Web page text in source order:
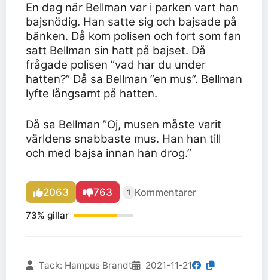
En dag när Bellman var i parken vart han
bajsnödig. Han satte sig och bajsade på
bänken. Då kom polisen och fort som fan
satt Bellman sin hatt på bajset. Då
frågade polisen ”vad har du under
hatten?” Då sa Bellman ”en mus”. Bellman
lyfte långsamt på hatten.
Då sa Bellman ”Oj, musen måste varit
världens snabbaste mus. Han han till
och med bajsa innan han drog.”
2063 763 1 Kommentarer
73% gillar
Tack: Hampus Brandt 2021-11-21